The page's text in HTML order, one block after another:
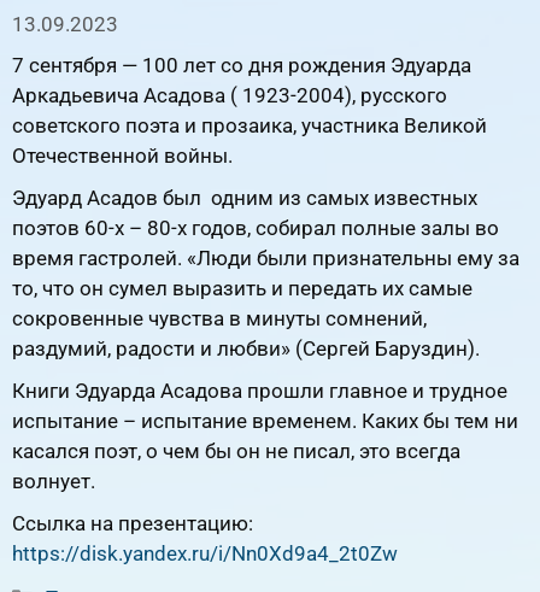
13.09.2023
7 сентября — 100 лет со дня рождения Эдуарда
Аркадьевича Асадова ( 1923-2004), русского
советского поэта и прозаика, участника Великой
Отечественной войны.
Эдуард Асадов был одним из самых известных
поэтов 60-х – 80-х годов, собирал полные залы во
время гастролей. «Люди были признательны ему за
то, что он сумел выразить и передать их самые
сокровенные чувства в минуты сомнений,
раздумий, радости и любви» (Сергей Баруздин).
Книги Эдуарда Асадова прошли главное и трудное
испытание – испытание временем. Каких бы тем ни
касался поэт, о чем бы он не писал, это всегда
волнует.
Ссылка на презентацию:
https://disk.yandex.ru/i/Nn0Xd9a4_2t0Zw